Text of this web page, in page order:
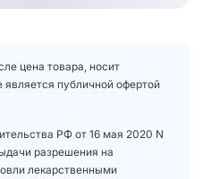
цена товара, носит
является публичной офертой
РФ от 16 мая 2020 N
разрешения на
лекарственными